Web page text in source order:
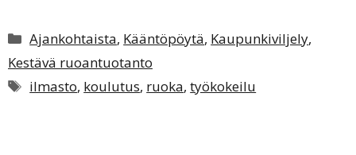
Kategoriat
Ajankohtaista, Kääntöpöytä, Kaupunkiviljely,
Kestävä ruoantuotanto
Avainsanat
ilmasto, koulutus, ruoka,työkokeilu